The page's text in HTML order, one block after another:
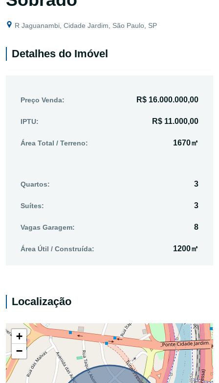
R Jaguanambi, Cidade Jardim, São Paulo, SP
Detalhes do Imóvel
Preço Venda: R$ 16.000.000,00
IPTU: R$ 11.000,00
Área Total / Terreno: 1670㎡
Quartos: 3
Suítes: 3
Vagas Garagem: 8
Área Útil / Construída: 1200㎡
Localização
+
−